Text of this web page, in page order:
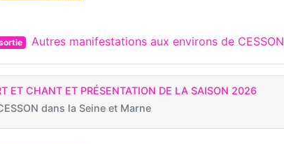
Autres manifestations aux environs de CESSON
ET CHANT ET PRÉSENTATION DE LA SAISON 2026
dans la Seine et Marne